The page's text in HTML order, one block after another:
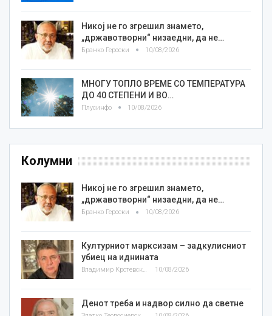
Никој не го згрешил знамето,
„државотворни“ низаедни, да не…
Бранко Героски 10/08/2026
МНОГУ ТОПЛО ВРЕМЕ СО ТЕМПЕРАТУРА
ДО 40 СТЕПЕНИ И ВО…
Плусинфо 10/08/2026
Колумни
Никој не го згрешил знамето,
„државотворни“ низаедни, да не…
Бранко Героски 10/08/2026
Културниот марксизам – задкулисниот
убиец на иднината
Владимир Крстевски 10/08/2026
Денот треба и надвор силно да светне